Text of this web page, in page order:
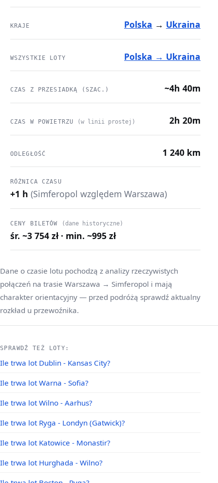
KRAJE Polska → Ukraina
WSZYSTKIE LOTY Polska → Ukraina
CZAS Z PRZESIADKĄ (SZAC.) ~4h 40m
CZAS W POWIETRZU (w linii prostej) 2h 20m
ODLEGŁOŚĆ 1 240 km
RÓŻNICA CZASU
+1 h (Simferopol względem Warszawa)
CENY BILETÓW (dane historyczne)
śr. ~3 754 zł · min. ~995 zł
Dane o czasie lotu pochodzą z analizy rzeczywistych
połączeń na trasie Warszawa → Simferopol i mają
charakter orientacyjny — przed podróżą sprawdź aktualny
rozkład u przewoźnika.
SPRAWDŹ TEŻ LOTY:
Ile trwa lot Dublin - Kansas City?
Ile trwa lot Warna - Sofia?
Ile trwa lot Wilno - Aarhus?
Ile trwa lot Ryga - Londyn (Gatwick)?
Ile trwa lot Katowice - Monastir?
Ile trwa lot Hurghada - Wilno?